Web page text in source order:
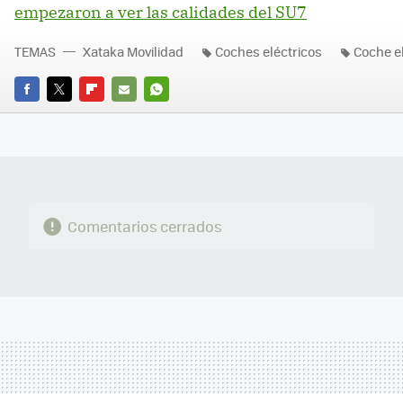
empezaron a ver las calidades del SU7
FACEBOOK
TWITTERFLIPBOARD
E-
WHATSAPP
TEMAS Xataka Movilidad Coches eléctricos Coche
Comentarios cerrados